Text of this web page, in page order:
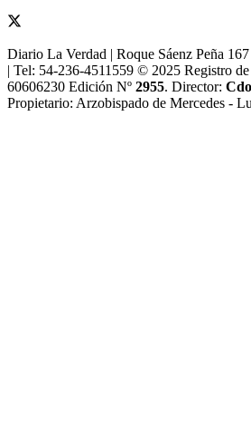
Diario La Verdad | Roque Sáenz Peña
| Tel: 54-236-4511559 © 2025 Registro
60606230 Edición Nº 2955. Director:​
Propietario:​ Arzobispado de Mercedes -